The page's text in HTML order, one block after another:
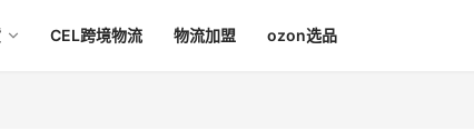
CEL跨境物流 物流加盟 ozon选品